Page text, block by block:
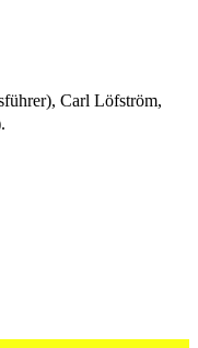
Carl Löfström,